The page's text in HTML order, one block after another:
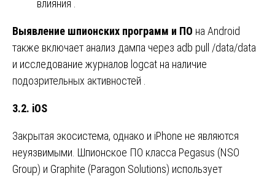
влияния .
Выявление шпионских программ и ПО на Android
также включает анализ дампа через adb pull /data/data
и исследование журналов logcat на наличие
подозрительных активностей .
3.2. iOS
Закрытая экосистема, однако и iPhone не являются
неуязвимыми. Шпионское ПО класса Pegasus (NSO
Group) и Graphite (Paragon Solutions) использует